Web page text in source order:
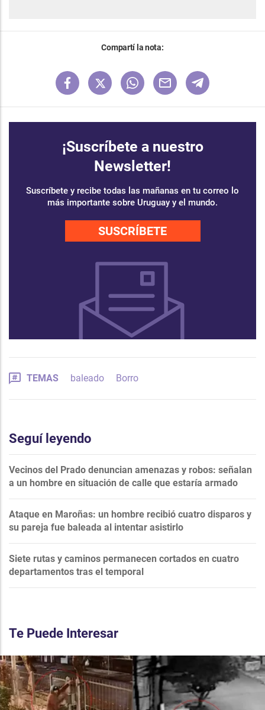
Compartí la nota:
¡Suscríbete a nuestro
Newsletter!
Suscríbete y recibe todas las mañanas en tu correo lo
más importante sobre Uruguay y el mundo.
SUSCRÍBETE
TEMAS baleado Borro
Seguí leyendo
Vecinos del Prado denuncian amenazas y robos: señalan
a un hombre en situación de calle que estaría armado
Ataque en Maroñas: un hombre recibió cuatro disparos y
su pareja fue baleada al intentar asistirlo
Siete rutas y caminos permanecen cortados en cuatro
departamentos tras el temporal
Te Puede Interesar